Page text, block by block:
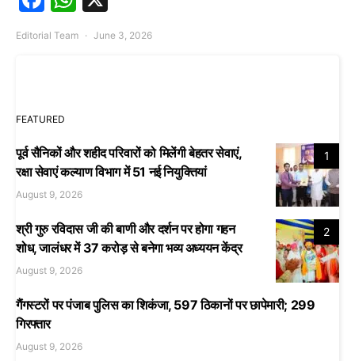
Editorial Team June 3, 2026
FEATURED
1
पूर्व सैनिकों और शहीद परिवारों को मिलेंगी बेहतर सेवाएं,
रक्षा सेवाएं कल्याण विभाग में 51 नई नियुक्तियां
August 9, 2026
2
श्री गुरु रविदास जी की बाणी और दर्शन पर होगा गहन
शोध, जालंधर में 37 करोड़ से बनेगा भव्य अध्ययन केंद्र
August 9, 2026
गैंगस्टरों पर पंजाब पुलिस का शिकंजा, 597 ठिकानों पर छापेमारी; 299
गिरफ्तार
August 9, 2026